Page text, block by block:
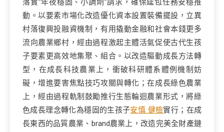
落實“年夜穩固、小調劑”請求，確保延包任務安穩推
動。以要素市場化改造優化資本設置裝備擺設，立異
村落復興投融資機制，有用撬動金融和社會本錢更多
流向農業鄉村，經由過程激起主體活氣促使古代生孩
子要素更高效地集聚、組合。以改造驅動成長方法轉
型，在成長科技農業上，衝破科研體系體例機制妨
礙，增進要害焦點技巧攻關與轉化；在成長綠色農業
上，經由過程軌制鼓勵推行生態輪迴農業形式，將綠
色成長理念轉化為穩固的生孩子安慎 健檢實行；在成
長東西的品質農業、brand農業上，改造完美全財產鏈